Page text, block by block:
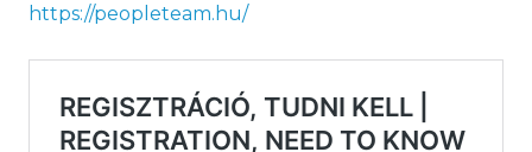
https://peopleteam.hu/